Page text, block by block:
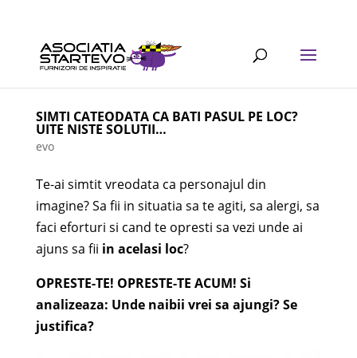
SIMTI CATEODATA CA BATI PASUL PE LOC?
UITE NISTE SOLUTII…
evo
Te-ai simtit vreodata ca personajul din
imagine? Sa fii in situatia sa te agiti, sa alergi, sa
faci eforturi si cand te opresti sa vezi unde ai
ajuns sa fii in acelasi loc?
OPRESTE-TE! OPRESTE-TE ACUM! Si
analizeaza: Unde naibii vrei sa ajungi? Se
justifica?